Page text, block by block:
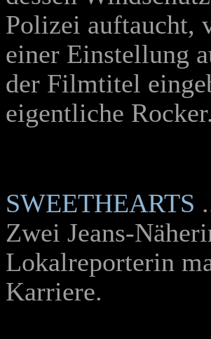
Polizei auftaucht,
einer Einstellung
der Filmtitel
eigentliche Rocker.
SWEETHEARTS
Zwei Jeans-
Lokalreporterin
Karriere.